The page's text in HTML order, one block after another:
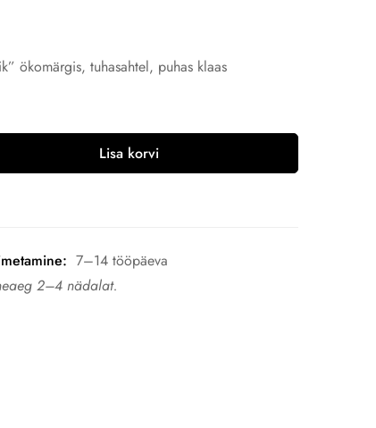
ökomärgis, tuhasahtel, puhas klaas
Lisa korvi
7–14 tööpäeva
2–4 nädalat.